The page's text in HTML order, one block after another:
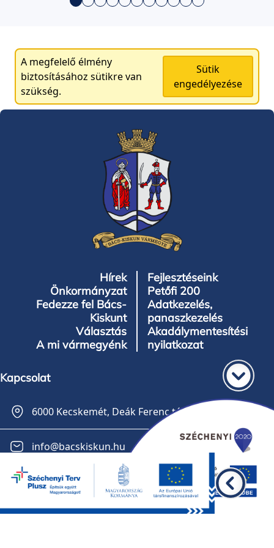
A megfelelő élmény
biztosításához sütikre van
szükség.
Sütik
engedélyezése
Hírek
Önkormányzat
Fedezze fel Bács-
Kiskunt
Választás
A mi vármegyénk
Fejlesztéseink
Petőfi 200
Adatkezelés,
panaszkezelés
Akadálymentesítési
nyilatkozat
Kapcsolat
6000 Kecskemét, Deák Ferenc tér 3.
info@bacskiskun.hu
+36 30 141-0561
Feliratkozás a hírlevélre